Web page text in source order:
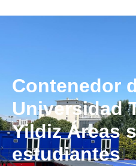
Contenedor
Universidad
Yildiz Áreas
estudiantes